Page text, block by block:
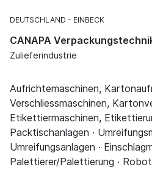
DEUTSCHLAND EINBECK
CANAPA
Zulieferindustrie
Aufrichtemaschinen,
Verschliessmaschinen,
Etikettiermaschinen,
Packtischanlagen ·
Umreifungsanlagen ·
Palettierer/Palettierung ·